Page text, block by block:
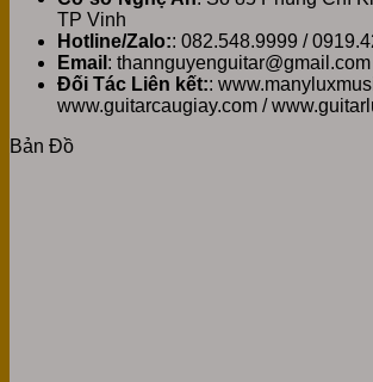
TP Vinh
Hotline/Zalo:: 082.548.9999 /
Email : thannguyenguitar@gmail.com
Đối Tác Liên kết::
www.guitarcaugiay.com /
Bản Đồ